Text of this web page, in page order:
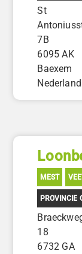
St
7B
6095 AK
Baexem
Nederland
MEST
PROVINCIE
18
6732 GA